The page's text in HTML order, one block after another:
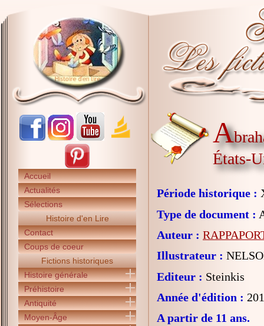
Accueil
Actualités
Sélections
Histoire d'en Lire
Contact
Coups de coeur
Fictions historiques
Histoire générale
Préhistoire
Antiquité
Moyen-Âge
A
États-
Période historique :
Type de document :
Auteur :
Illustrateur :
Editeur : Steinkis
Année d'édition :
A partir de 11 ans.